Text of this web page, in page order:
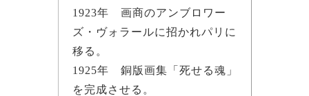
1923年 画商のアンブロワー
ズ・ヴォラールに招かれパリに
移る。
1925年 銅版画集「死せる魂」
を完成させる。